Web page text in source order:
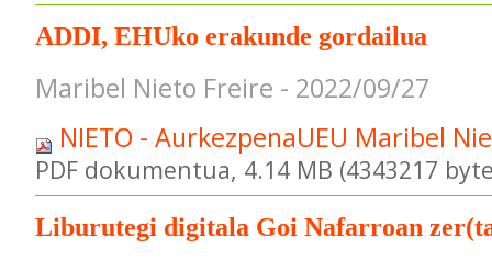
ADDI, EHUko erakunde gordailua
Maribel Nieto Freire - 2022/09/27
NIETO - AurkezpenaUEU Maribel
PDF dokumentua, 4.14 MB (4343217
Liburutegi digitala Goi Nafarroan